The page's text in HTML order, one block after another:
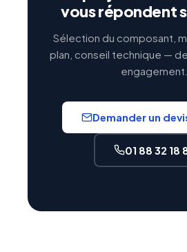
vous répondent
Sélection du composant,
plan, conseil technique —
engagement.
Demander un
01 88 32 18